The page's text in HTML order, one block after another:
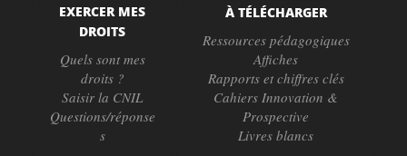
EXERCER MES
DROITS
Quels sont mes
droits ?
Saisir la CNIL
Questions/réponse
s
À TÉLÉCHARGER
Ressources pédagogiques
Affiches
Rapports et chiffres clés
Cahiers Innovation &
Prospective
Livres blancs